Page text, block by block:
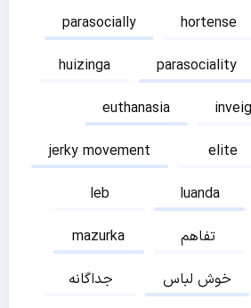
parasocially hortense
huizinga
parasociality
euthanasia
jerky movement
elite
leb
luanda
mazurka
تفاهم
جداگانه
خوش لباس